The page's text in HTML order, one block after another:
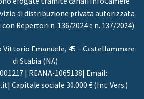
di distribuzione privata autorizzata
Repertori n. 136/2024 e n. 137/2024)
Vittorio Emanuele, 45 – Castellammare
di Stabia (NA)
| REANA-1065138| Email:
Capitale sociale 30.000 € (Int. Vers.)